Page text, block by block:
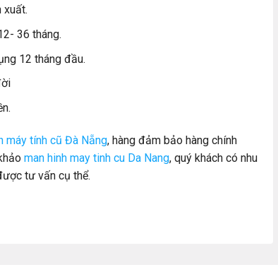
xuất.
36 tháng.
12 tháng đầu.
máy tính cũ Đà Nẵng, hàng đảm bảo hàng chính
man hinh may tinh cu Da Nang, quý khách có nhu
tư vấn cụ thể.